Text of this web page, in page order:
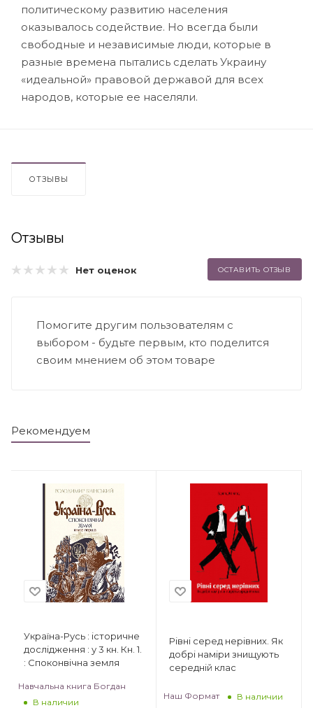
политическому развитию населения
оказывалось содействие. Но всегда были
свободные и независимые люди, которые в
разные времена пытались сделать Украину
«идеальной» правовой державой для всех
народов, которые ее населяли.
ОТЗЫВЫ
Отзывы
Нет оценок ОСТАВИТЬ ОТЗЫВ
Помогите другим пользователям с
выбором - будьте первым, кто поделится
своим мнением об этом товаре
Рекомендуем
Україна-Русь : історичне
дослідження : у 3 кн. Кн. 1.
: Споконвічна земля
Навчальна книга Богдан
В наличии
Рівні серед нерівних. Як
добрі наміри знищують
середній клас
Наш Формат В наличии